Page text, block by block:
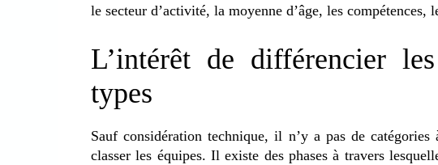
le secteur d’activité, la moyenne d’âge, les compétences,
L’intérêt de différencier
types
Sauf considération technique, il n’y a pas de
classer les équipes. Il existe des phases à travers